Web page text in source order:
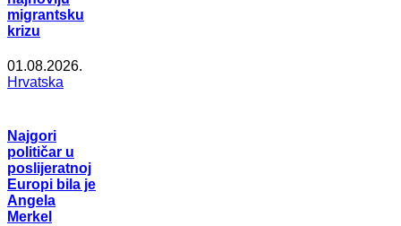
migrantsku
krizu
01.08.2026.
Hrvatska
Najgori
političar u
poslijeratnoj
Europi bila je
Angela
Merkel